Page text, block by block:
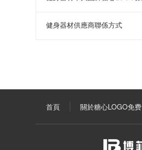
健身器材供應商聯係方式
首頁 關於糖心LOGO免费